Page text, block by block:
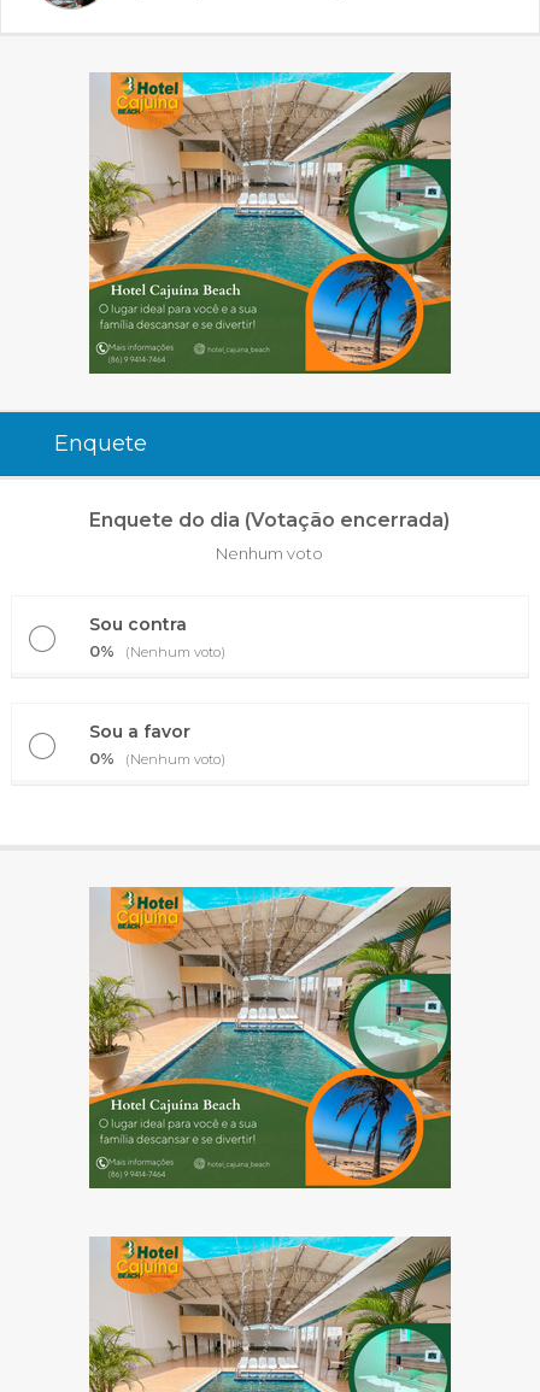
Enquete
Enquete do dia (Votação encerrada)
Nenhum voto
Sou contra
0% (Nenhum voto)
Sou a favor
0% (Nenhum voto)